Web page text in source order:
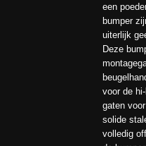
een
bumper
uiterlijk
Deze
voor de
gaten
solide
volledig